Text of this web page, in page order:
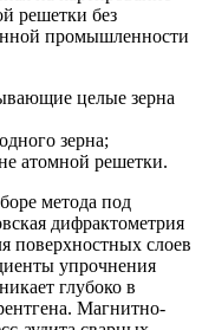
решетки без
промышленности
целые зерна
зерна;
атомной решетки.
метода под
дифрактометрия
поверхностных слоев
упрочнения
глубоко в
Магнитно-